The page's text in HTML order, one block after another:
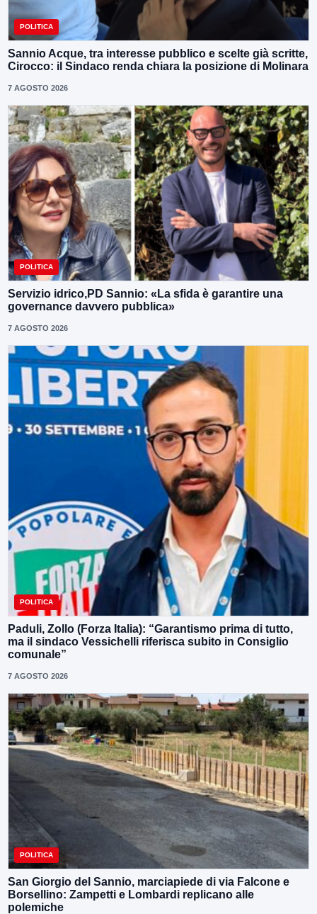
POLITICA
Sannio Acque, tra interesse pubblico e scelte già scritte,
Cirocco: il Sindaco renda chiara la posizione di Molinara
7 AGOSTO 2026
POLITICA
Servizio idrico,PD Sannio: «La sfida è garantire una
governance davvero pubblica»
7 AGOSTO 2026
POLITICA
Paduli, Zollo (Forza Italia): “Garantismo prima di tutto,
ma il sindaco Vessichelli riferisca subito in Consiglio
comunale”
7 AGOSTO 2026
POLITICA
San Giorgio del Sannio, marciapiede di via Falcone e
Borsellino: Zampetti e Lombardi replicano alle
polemiche